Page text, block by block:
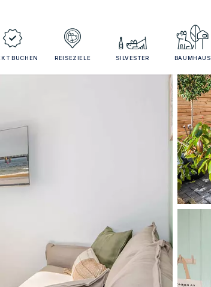
BUCHEN REISEZIELE SILVESTER BAUMHAUS